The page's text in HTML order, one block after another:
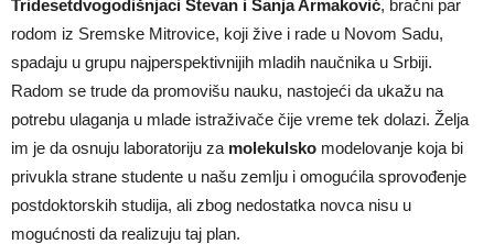
Tridesetdvogodišnjaci Stevan i Sanja Armaković, bračni par
rodom iz Sremske Mitrovice, koji žive i rade u Novom Sadu,
spadaju u grupu najperspektivnijih mladih naučnika u Srbiji.
Radom se trude da promovišu nauku, nastojeći da ukažu na
potrebu ulaganja u mlade istraživače čije vreme tek dolazi. Želja
im je da osnuju laboratoriju za molekulsko modelovanje koja bi
privukla strane studente u našu zemlju i omogućila sprovođenje
postdoktorskih studija, ali zbog nedostatka novca nisu u
mogućnosti da realizuju taj plan.